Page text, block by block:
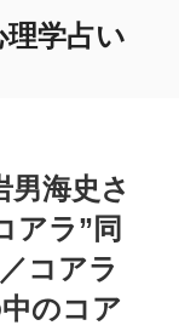
理学占い
男海史さ
アラ”同
コアラ
のコア